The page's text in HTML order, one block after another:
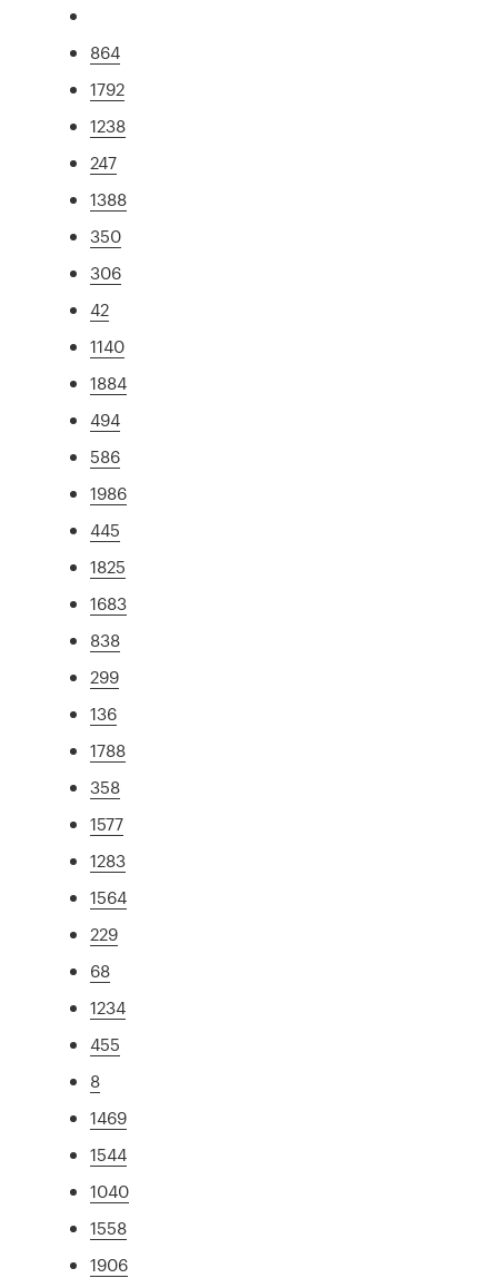
864
1792
1238
247
1388
350
306
42
1140
1884
494
586
1986
445
1825
1683
838
299
136
1788
358
1577
1283
1564
229
68
1234
455
8
1469
1544
1040
1558
1906